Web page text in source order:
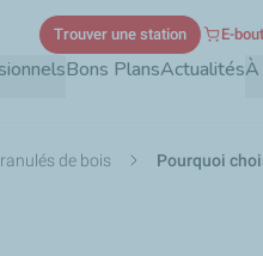
Bons PlansActualitésÀ
Trouver une station E-
de bois
Pourquoi